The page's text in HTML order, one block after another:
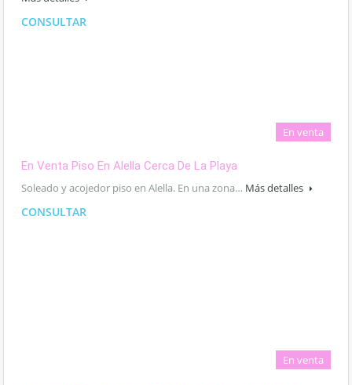
CONSULTAR
En venta
En Venta Piso En Alella Cerca De La Playa
Soleado y acojedor piso en Alella. En una zona… Más detalles
CONSULTAR
En venta